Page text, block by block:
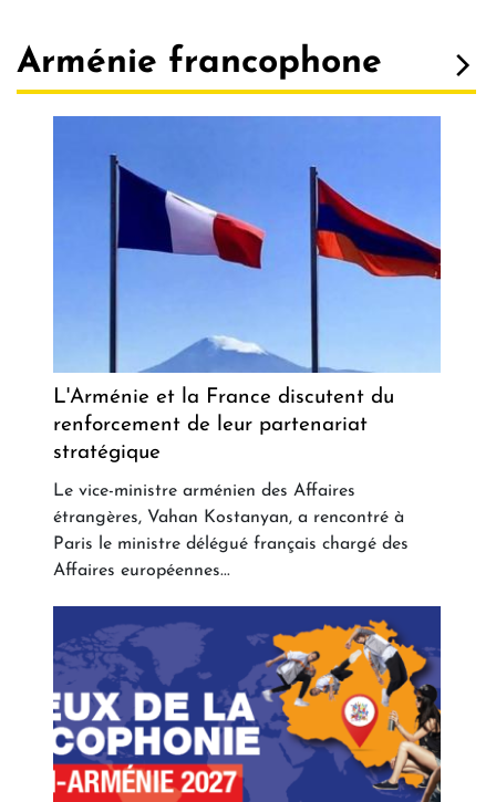
Arménie francophone
L'Arménie et la France discutent du
renforcement de leur partenariat
stratégique
Le vice-ministre arménien des Affaires
étrangères, Vahan Kostanyan, a rencontré à
Paris le ministre délégué français chargé des
Affaires européennes...